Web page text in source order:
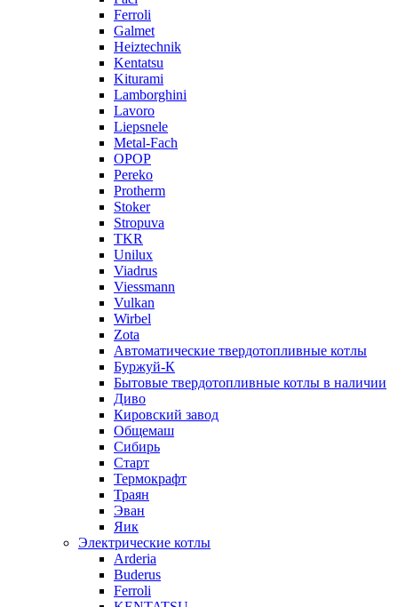
Ferroli
Galmet
Heiztechnik
Kentatsu
Kiturami
Lamborghini
Lavoro
Liepsnele
Metal-Fach
OPOP
Pereko
Protherm
Stoker
Stropuva
TKR
Unilux
Viadrus
Viessmann
Vulkan
Wirbel
Zota
Автоматические твердотопливные котлы
Буржуй-К
Бытовые твердотопливные котлы в наличии
Диво
Кировский завод
Общемаш
Сибирь
Старт
Термокрафт
Траян
Эван
Яик
Электрические котлы
Arderia
Buderus
Ferroli